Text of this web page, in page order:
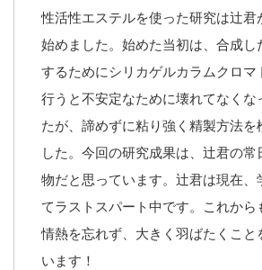
性活性エステルを使った研究は辻君
始めました。始めた当初は、合成し
するためにシリカゲルカラムクロマ
行うと不安定なために壊れてなくな
たが、諦めずに粘り強く精製方法を
した。今回の研究成果は、辻君の常
物だと思っています。辻君は現在、
てラストスパート中です。これから
情熱を忘れず、大きく羽ばたくこと
います！